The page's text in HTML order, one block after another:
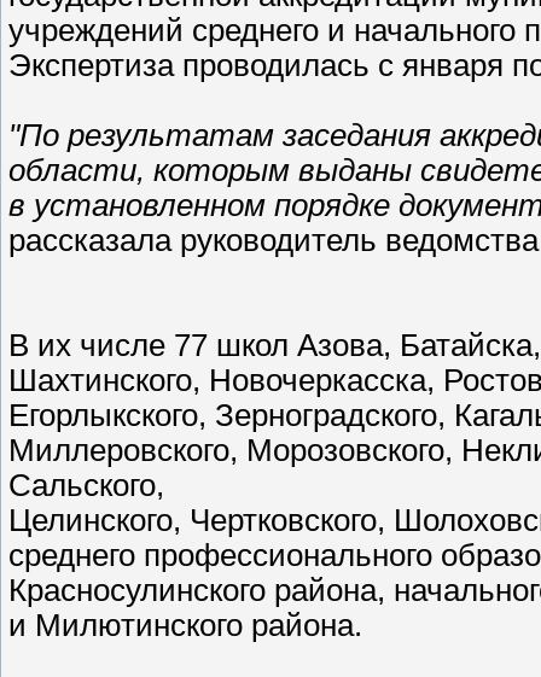
учреждений среднего и начального
Экспертиза проводилась с января
"По результатам заседания
области, которым выданы
в установленном порядке
рассказала руководитель
В их числе 77 школ Азова,
Шахтинского, Новочеркасска,
Егорлыкского, Зерноградского,
Миллеровского, Морозовского,
Сальского,
Целинского, Чертковского,
среднего профессионального
Красносулинского района,
и Милютинского района.